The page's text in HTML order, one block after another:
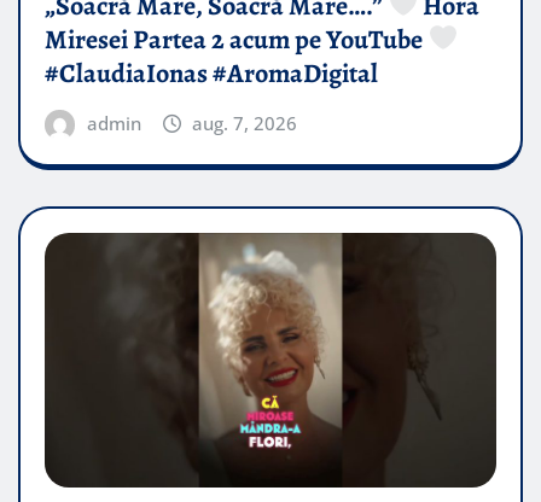
Miresei Partea 2 acum pe YouTube
#ClaudiaIonas #AromaDigital
admin aug. 7, 2026